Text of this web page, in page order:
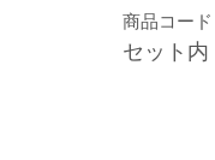
商品コー
セット